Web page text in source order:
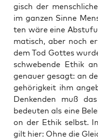
gisch der
im gan­zen Sin­ne
ten wäre eine
ma­tisch, aber noch
dem Tod Got­tes
schwe­ben­de Ethik
genau­er gesagt: an
ge­hö­rig­keit ihm
Den­ken­den muß
bedeu­ten als eine
on der Ethik selbst.
gilt hier: Ohne die